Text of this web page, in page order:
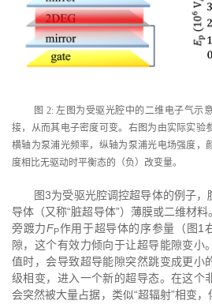
图 2: 左图为受驱光腔中的二维电子气示
接，从而其电子密度可变。右图为由实际实验
横轴为泵浦光频率，纵轴为泵浦光电场强度，
度相比无驱动时平衡态的（负）改变量。
图3为受驱光腔调控超导体的例子
导体（又称“脏超导体”）薄膜或二维材
旁踱力FP作用于超导体的序参量（图1
隙，这个有效力倾向于让超导能隙变小
值时，会导致超导能隙突然跳变成更小
级相变，进入一个新的超导态。在这个
会突然被大量占据，类似“超辐射”相变